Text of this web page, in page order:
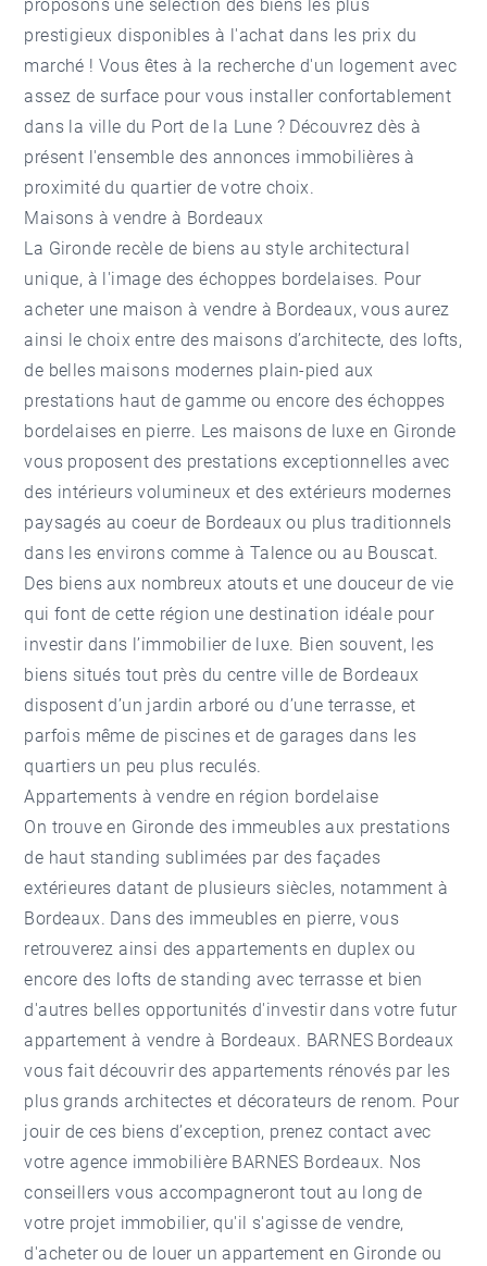
proposons une sélection des biens les plus
prestigieux disponibles à l'achat dans les prix du
marché ! Vous êtes à la recherche d'un logement avec
assez de surface pour vous installer confortablement
dans la ville du Port de la Lune ? Découvrez dès à
présent l'ensemble des annonces immobilières à
proximité du quartier de votre choix.
Maisons à vendre à Bordeaux
La Gironde recèle de biens au style architectural
unique, à l'image des échoppes bordelaises. Pour
acheter une maison à vendre à Bordeaux, vous aurez
ainsi le choix entre des maisons d’architecte, des lofts,
de belles maisons modernes plain-pied aux
prestations haut de gamme ou encore des échoppes
bordelaises en pierre. Les maisons de luxe en Gironde
vous proposent des prestations exceptionnelles avec
des intérieurs volumineux et des extérieurs modernes
paysagés au coeur de Bordeaux ou plus traditionnels
dans les environs comme à Talence ou au Bouscat.
Des biens aux nombreux atouts et une douceur de vie
qui font de cette région une destination idéale pour
investir dans l’immobilier de luxe. Bien souvent, les
biens situés tout près du centre ville de Bordeaux
disposent d’un jardin arboré ou d’une terrasse, et
parfois même de piscines et de garages dans les
quartiers un peu plus reculés.
Appartements à vendre en région bordelaise
On trouve en Gironde des immeubles aux prestations
de haut standing sublimées par des façades
extérieures datant de plusieurs siècles, notamment à
Bordeaux. Dans des immeubles en pierre, vous
retrouverez ainsi des appartements en duplex ou
encore des lofts de standing avec terrasse et bien
d'autres belles opportunités d'investir dans votre futur
appartement à vendre à Bordeaux. BARNES Bordeaux
vous fait découvrir des appartements rénovés par les
plus grands architectes et décorateurs de renom. Pour
jouir de ces biens d’exception, prenez contact avec
votre agence immobilière BARNES Bordeaux. Nos
conseillers vous accompagneront tout au long de
votre projet immobilier, qu'il s'agisse de vendre,
d'acheter ou de louer un appartement en Gironde ou